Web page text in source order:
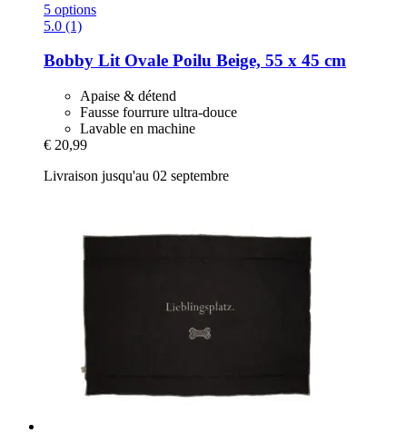
5 options
5.0 (1)
Bobby Lit Ovale Poilu Beige, 55 x 45 cm
Apaise & détend
Fausse fourrure ultra-douce
Lavable en machine
€ 20,99
Livraison jusqu'au 02 septembre